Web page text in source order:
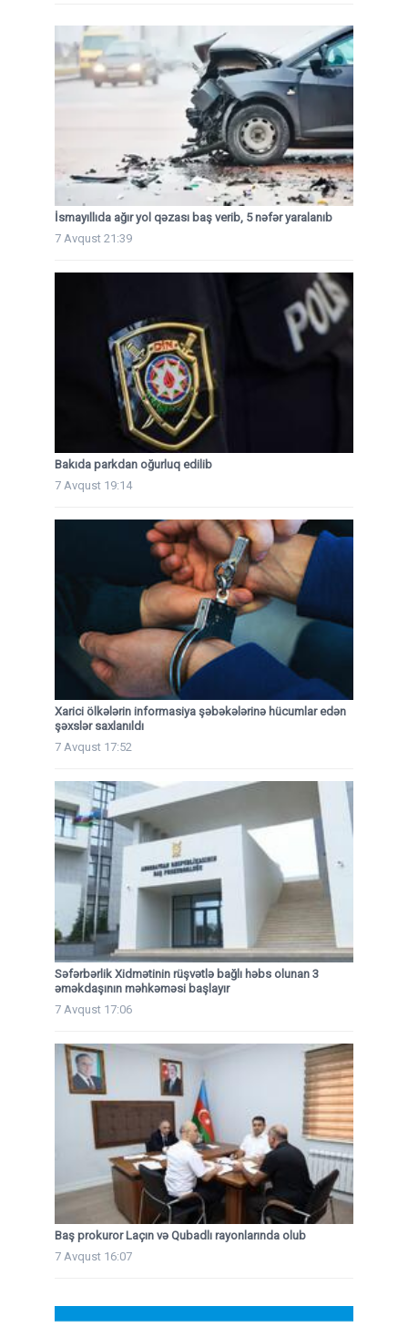
İsmayıllıda ağır yol qəzası baş verib, 5 nəfər yaralanıb
7 Avqust 21:39
Bakıda parkdan oğurluq edilib
7 Avqust 19:14
Xarici ölkələrin informasiya şəbəkələrinə hücumlar edən
şəxslər saxlanıldı
7 Avqust 17:52
Səfərbərlik Xidmətinin rüşvətlə bağlı həbs olunan 3
əməkdaşının məhkəməsi başlayır
7 Avqust 17:06
Baş prokuror Laçın və Qubadlı rayonlarında olub
7 Avqust 16:07